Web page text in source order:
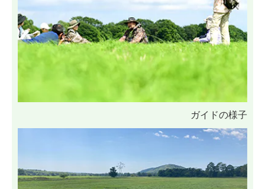
ガイドの様子